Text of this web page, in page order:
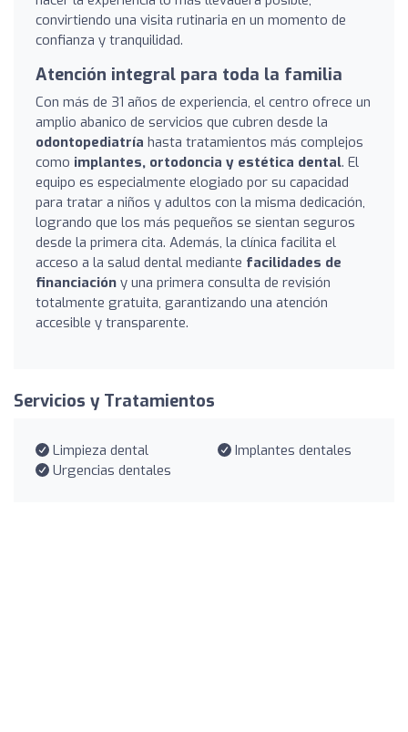
convirtiendo una visita rutinaria en un momento de
confianza y tranquilidad.
Atención integral para toda la familia
Con más de 31 años de experiencia, el centro ofrece un
amplio abanico de servicios que cubren desde la
odontopediatría hasta tratamientos más complejos
como implantes, ortodoncia y estética dental. El
equipo es especialmente elogiado por su capacidad
para tratar a niños y adultos con la misma dedicación,
logrando que los más pequeños se sientan seguros
desde la primera cita. Además, la clínica facilita el
acceso a la salud dental mediante facilidades de
financiación y una primera consulta de revisión
totalmente gratuita, garantizando una atención
accesible y transparente.
Servicios y Tratamientos
Limpieza dental
Implantes dentales
Urgencias dentales